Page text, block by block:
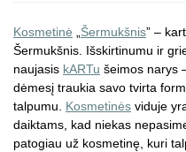
Kosmetinė „Šermukšnis” –
Šermukšnis. Išskirtinumu ir
naujasis kARTu šeimos narys
dėmesį traukia savo tvirta
talpumu. Kosmetinės viduje
daiktams, kad niekas
patogiau už kosmetinę, kuri